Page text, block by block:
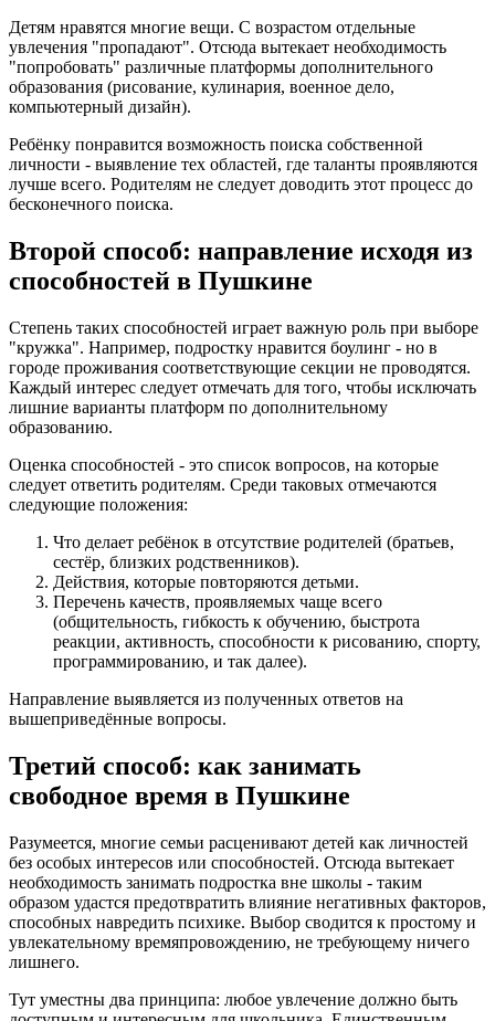
Детям нравятся многие вещи. С возрастом отдельные
увлечения "пропадают". Отсюда вытекает необходимость
"попробовать" различные платформы дополнительного
образования (рисование, кулинария, военное дело,
компьютерный дизайн).
Ребёнку понравится возможность поиска собственной
личности - выявление тех областей, где таланты проявляются
лучше всего. Родителям не следует доводить этот процесс до
бесконечного поиска.
Второй способ: направление исходя из
способностей в Пушкине
Степень таких способностей играет важную роль при выборе
"кружка". Например, подростку нравится боулинг - но в
городе проживания соответствующие секции не проводятся.
Каждый интерес следует отмечать для того, чтобы исключать
лишние варианты платформ по дополнительному
образованию.
Оценка способностей - это список вопросов, на которые
следует ответить родителям. Среди таковых отмечаются
следующие положения:
Что делает ребёнок в отсутствие родителей (братьев,
сестёр, близких родственников).
Действия, которые повторяются детьми.
Перечень качеств, проявляемых чаще всего
(общительность, гибкость к обучению, быстрота
реакции, активность, способности к рисованию, спорту,
программированию, и так далее).
Направление выявляется из полученных ответов на
вышеприведённые вопросы.
Третий способ: как занимать
свободное время в Пушкине
Разумеется, многие семьи расценивают детей как личностей
без особых интересов или способностей. Отсюда вытекает
необходимость занимать подростка вне школы - таким
образом удастся предотвратить влияние негативных факторов,
способных навредить психике. Выбор сводится к простому и
увлекательному времяпровождению, не требующему ничего
лишнего.
Тут уместны два принципа: любое увлечение должно быть